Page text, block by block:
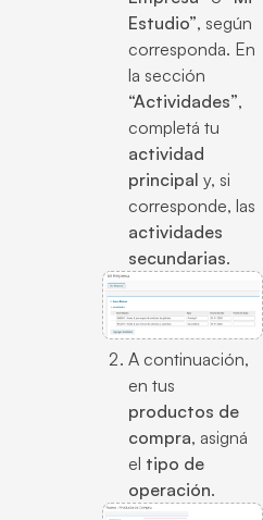
Estudio”, según
corresponda. En
la sección
“Actividades”,
completá tu
actividad
principal y, si
corresponde, las
actividades
secundarias.
A continuación,
en tus
productos de
compra, asigná
el tipo de
operación.